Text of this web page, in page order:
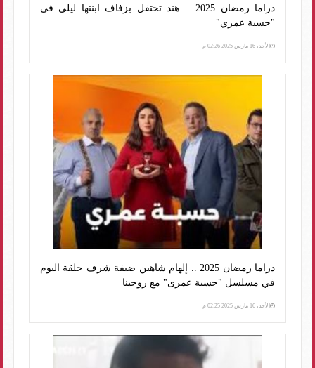
دراما رمضان 2025 .. هند تحتفل بزفاف ابنتها ليلي في
"حسبة عمري"
الأحد، 16 مارس 2025 02:26 م
دراما رمضان 2025 .. إلهام شاهين ضيفة شرف حلقة اليوم
في مسلسل "حسبة عمرى" مع روجينا
الأحد، 16 مارس 2025 02:25 م